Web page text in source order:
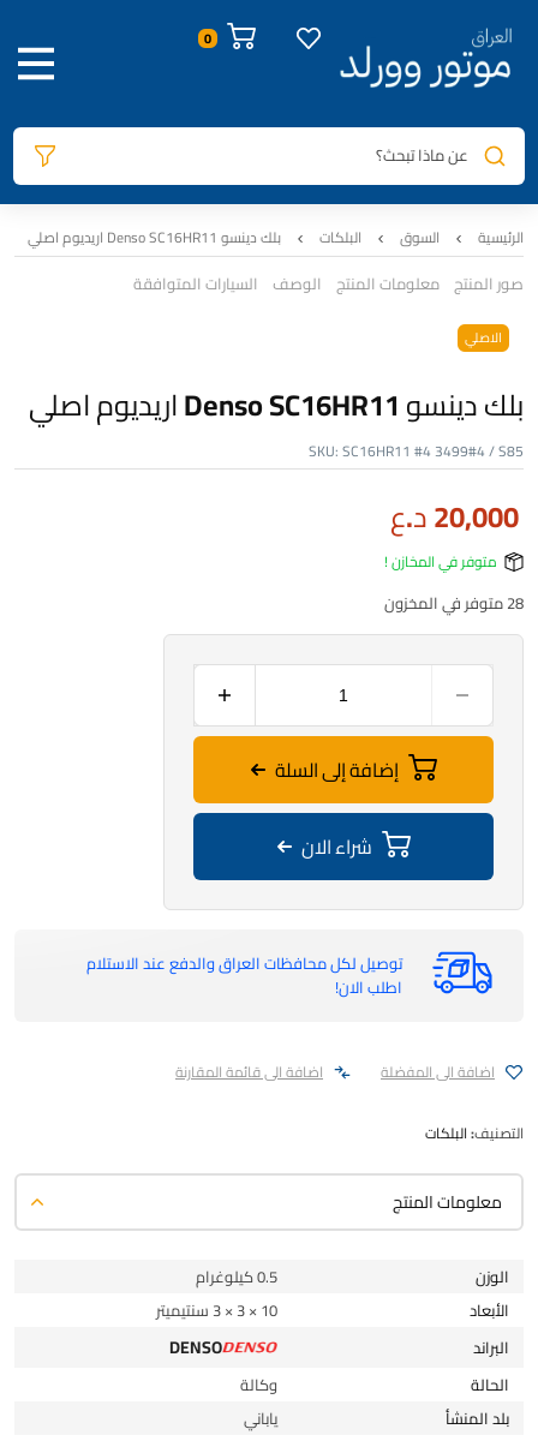
عن ماذا تبحث؟
الرئيسية السوق البلكات بلك دينسو Denso SC16HR11 اريديوم اصلي
صور المنتج معلومات المنتج الوصف السيارات المتوافقة
الاصلي
بلك دينسو Denso SC16HR11 اريديوم اصلي
SKU:SC16HR11 #4 3499#4 / S85
20,000د.ع
متوفر في المخازن !
28 متوفر في المخزون
إضافة إلى السلة
شراء الان
توصيل لكل محافظات العراق والدفع عند الاستلام
اطلب الان!
اضافة الى المفضلة اضافة الى قائمة المقارنة
التصنيف:البلكات
معلومات المنتج
الوزن
0.5 كيلوغرام
الأبعاد
10 × 3 × 3 سنتيميتر
البراند
DENSO
الحالة
وكالة
بلد المنشأ
ياباني